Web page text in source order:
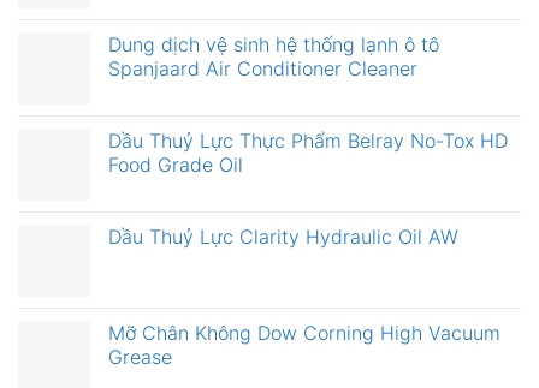
Dung dịch vệ sinh hệ thống lạnh ô tô
Spanjaard Air Conditioner Cleaner
Dầu Thuỷ Lực Thực Phẩm Belray No-Tox HD
Food Grade Oil
Dầu Thuỷ Lực Clarity Hydraulic Oil AW
Mỡ Chân Không Dow Corning High Vacuum
Grease